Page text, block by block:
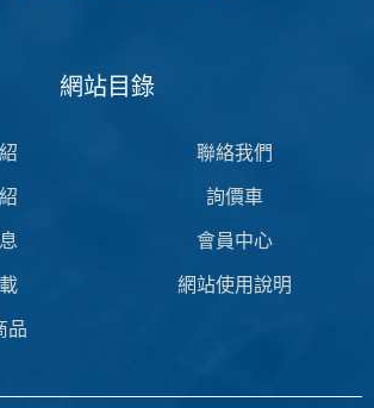
網站目錄
品
聯絡我們
詢價車
會員中心
網站使用說明